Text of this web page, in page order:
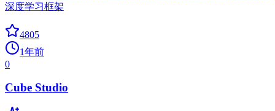
深度学习框架
4805
1年前
0
Cube Studio